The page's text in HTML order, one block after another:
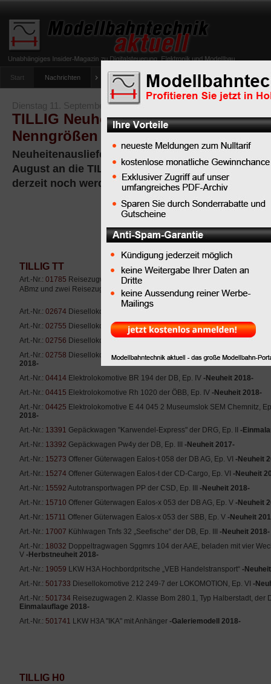
Start Nachrichten Tipps Newsletter Archiv Magazin
umfrage-viessmann-multiprotokoll-lichtdecoder
Dienstag 11. September 2018
TILLIG Neuheitenauslieferung in den
Nenngrößen TT und H0
Neuheitenauslieferung von TILLIG Modellbahnen
August an die TILLIG-Fachhändler ausgeliefert
derzeit noch werden
TILLIG TT
Art.-Nr.: 01785 Reisezugwagenset „Raabercity“ der GYSEV, bestehend aus
ABmz und zwei Reisezugwagen Bm, Ep. VI
-Neuheit 2018-
Art.-Nr.: 02674 Diesellokomotive 118 548-7 der DR, Ep. IV
Art.-Nr.: 02755 Diesellokomotive Reihe 742 der CD, Ep. V-Neuheit 2018-
Art.-Nr.: 02756 Diesellokomotive Reihe 742 der Viamont a.s., Ep. V
-
Art.-Nr.: 02758 Diesellokomotive Reihe 740 „CECHOMOR“ der KDS s.r.o.
2018-
Art.-Nr.: 04414 Elektrolokomotive BR 194 der DB, Ep. IV -Neuheit 2018-
Art.-Nr.: 04415 Elektrolokomotive Rh 1020 der ÖBB, Ep. IV-Neuheit 2018-
Art.-Nr.: 04425 Elektrolokomotive E 44 045 2 Museumslok SEM Chemnitz,
2018-
Art.-Nr.: 13391 Gepäckwagen "Karwendel-Express" der DRG, Ep. II -
Art.-Nr.: 13392 Gepäckwagen Pw4y der DB, Ep. III -Neuheit 2017-
Art.-Nr.: 15273 Offener Güterwagen Ealos-t 058 der DB AG, Ep. VI -Neuheit
Art.-Nr.: 15274 Offener Güterwagen Ealos-t der CD-Cargo, Ep. VI -Neuheit
Art.-Nr.: 15592 Autotransportwagen PP der CSD, Ep. III -Neuheit 2018-
Art.-Nr.: 15710 Offener Güterwagen Ealos-x 053 der DB AG, Ep. V -Neuheit
Art.-Nr.: 15711 Offener Güterwagen Ealos-x 053 der SBB, Ep. V -Neuheit
Art.-Nr.: 17007 Kühlwagen Tnfs 32 „Seefische“ der DB, Ep. III -Neuheit 2018-
Art.-Nr.: 18032 Doppeltragwagen Sggmrs 104 der AAE, beladen mit vier
V -Herbstneuheit 2018-
Art.-Nr.: 19059 LKW H3A Hochbordpritsche „VEB Handelstransport“ -
Art.-Nr.: 501733 Diesellokomotive 212 249-7 der LOKOMOTION, Ep. VI -
Art.-Nr.: 501734 Reisezugwagen 2. Klasse Bom 280.1, Typ Halberstadt, der
Einmalauflage 2018-
Art.-Nr.: 501741 LKW H3A "IKA" mit Anhänger -Galeriemodell 2018-
TILLIG H0